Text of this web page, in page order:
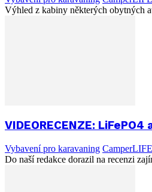
Výhled z kabiny některých obytných
VIDEORECENZE:
Vybavení pro karavaning
Do naší redakce dorazil na recenzi